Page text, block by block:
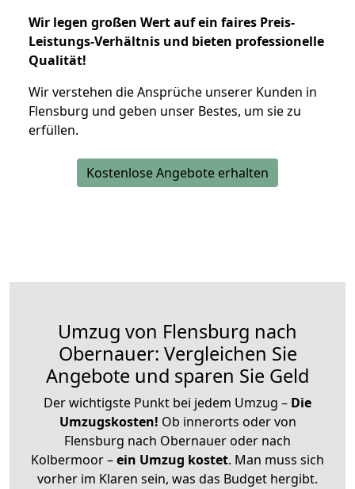
Wir legen großen Wert auf ein faires Preis-
Leistungs-Verhältnis und bieten professionelle
Qualität!
Wir verstehen die Ansprüche unserer Kunden in
Flensburg und geben unser Bestes, um sie zu
erfüllen.
Kostenlose Angebote erhalten
Umzug von Flensburg nach
Obernauer: Vergleichen Sie
Angebote und sparen Sie Geld
Der wichtigste Punkt bei jedem Umzug – Die
Umzugskosten! Ob innerorts oder von
Flensburg nach Obernauer oder nach
Kolbermoor –ein Umzug kostet. Man muss sich
vorher im Klaren sein, was das Budget hergibt.